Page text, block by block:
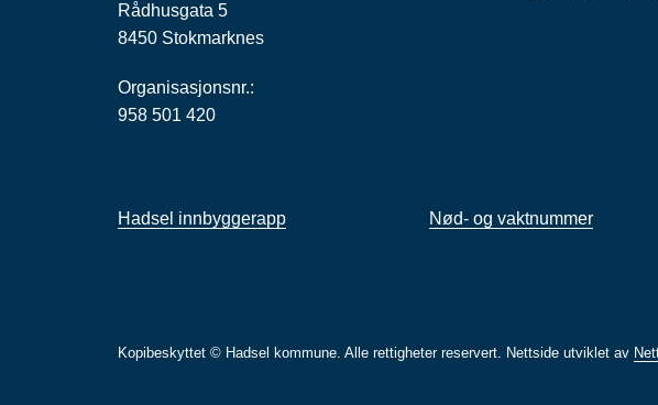
Rådhusgata 5
8450 Stokmarknes
Organisasjonsnr.:
958 501 420
Hadsel innbyggerapp Nød- og vaktnummer
Kopibeskyttet © Hadsel kommune. Alle rettigheter reservert. Nettside utviklet av